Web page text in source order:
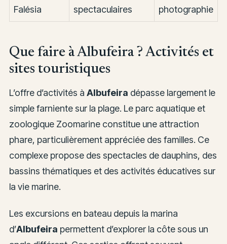
Falésia
spectaculaires
photographie
Que faire à Albufeira ? Activités et
sites touristiques
L’offre d’activités à Albufeira dépasse largement le
simple farniente sur la plage. Le parc aquatique et
zoologique Zoomarine constitue une attraction
phare, particulièrement appréciée des familles. Ce
complexe propose des spectacles de dauphins, des
bassins thématiques et des activités éducatives sur
la vie marine.
Les excursions en bateau depuis la marina
d’Albufeira permettent d’explorer la côte sous un